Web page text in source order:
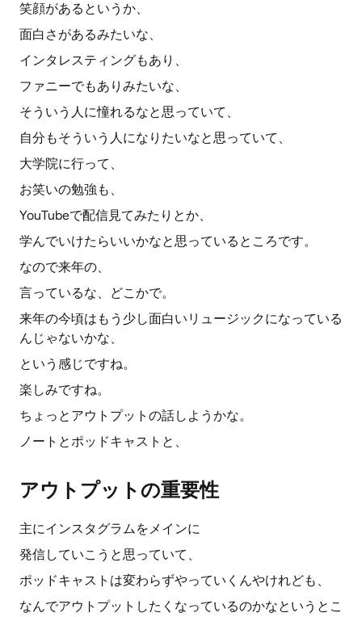
笑顔があるというか、
面白さがあるみたいな、
インタレスティングもあり、
ファニーでもありみたいな、
そういう人に憧れるなと思っていて、
自分もそういう人になりたいなと思っていて、
大学院に行って、
お笑いの勉強も、
YouTubeで配信見てみたりとか、
学んでいけたらいいかなと思っているところです。
なので来年の、
言っているな、どこかで。
来年の今頃はもう少し面白いリュージックになっている
んじゃないかな、
という感じですね。
楽しみですね。
ちょっとアウトプットの話しようかな。
ノートとポッドキャストと、
アウトプットの重要性
主にインスタグラムをメインに
発信していこうと思っていて、
ポッドキャストは変わらずやっていくんやけれども、
なんでアウトプットしたくなっているのかなというとこ